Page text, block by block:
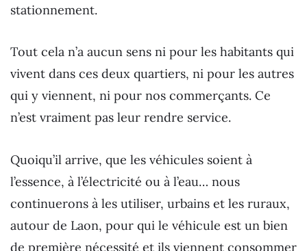
stationnement.
Tout cela n’a aucun sens ni pour les habitants qui
vivent dans ces deux quartiers, ni pour les autres
qui y viennent, ni pour nos commerçants. Ce
n’est vraiment pas leur rendre service.
Quoiqu’il arrive, que les véhicules soient à
l’essence, à l’électricité ou à l’eau… nous
continuerons à les utiliser, urbains et les ruraux,
autour de Laon, pour qui le véhicule est un bien
de première nécessité et ils viennent consommer